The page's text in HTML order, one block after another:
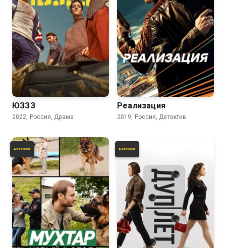
7.8
ЮЗЗЗ
2022, Россия, Драма
Реализация
2019, Россия, Детектив